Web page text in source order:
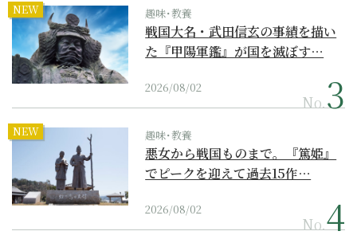
NEW 趣味･教養
戦国大名・武田信玄の事績を描い
た『甲陽軍鑑』が国を滅ぼす…
2026/08/02
No.
NEW 趣味･教養
悪女から戦国ものまで。『篤姫』
でピークを迎えて過去15作…
2026/08/02
No.